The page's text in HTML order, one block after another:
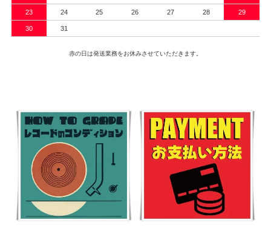
23 24 25 26 27 28 29
30 31
赤の日は発送業務をお休みさせていただきます。